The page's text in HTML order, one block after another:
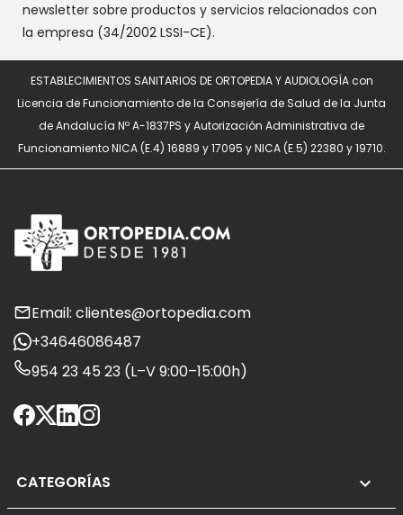
newsletter sobre productos y servicios relacionados con
la empresa (34/2002 LSSI-CE).
ESTABLECIMIENTOS SANITARIOS DE ORTOPEDIA Y AUDIOLOGÍA con
Licencia de Funcionamiento de la Consejería de Salud de la Junta
de Andalucía Nº A-1837PS y Autorización Administrativa de
Funcionamiento NICA (E.4) 16889 y 17095 y NICA (E.5) 22380 y 19710.
Email: clientes@ortopedia.com
+34646086487
954 23 45 23 (L–V 9:00–15:00h)
CATEGORÍAS 